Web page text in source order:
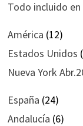
Todo incluido
América (12)
Estados Unidos
Nueva York
España (24)
Andalucía (6)